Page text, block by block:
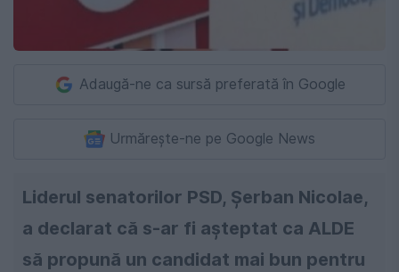
Adaugă-ne ca sursă preferată în Google
Urmărește-ne pe Google News
Liderul senatorilor PSD, Șerban Nicolae,
a declarat că s-ar fi așteptat ca ALDE
să propună un candidat mai bun pentru